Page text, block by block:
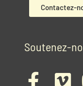
Contactez-
Soutenez-